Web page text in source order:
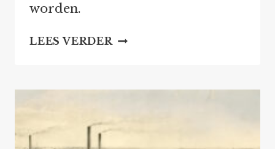
worden.
LEES VERDER GEEN